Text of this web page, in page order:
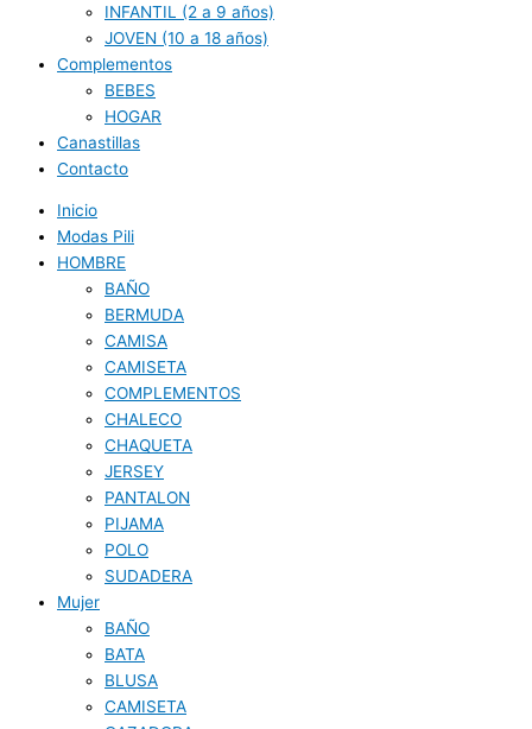
INFANTIL (2 a 9 años)
JOVEN (10 a 18 años)
Complementos
BEBES
HOGAR
Canastillas
Contacto
Inicio
Modas Pili
HOMBRE
BAÑO
BERMUDA
CAMISA
CAMISETA
COMPLEMENTOS
CHALECO
CHAQUETA
JERSEY
PANTALON
PIJAMA
POLO
SUDADERA
Mujer
BAÑO
BATA
BLUSA
CAMISETA